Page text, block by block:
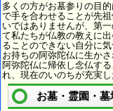
多くの方がお墓参りの目
で手を合わせることが先
いではありませんが、第
て私たちが仏教の教えに
ることのできない自分に
お持ちの阿弥陀仏に生か
阿弥陀仏に帰依し念仏す
れ、現在のいのちが充実し
お墓・霊園・